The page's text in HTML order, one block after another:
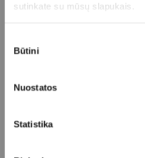
sutinkate su mūsų slapukais.
pasirinkimas
Būtini
Nuostatos
Statistika
Ureazės kvėpavimo
dažną rėmenį ar
virškinimo sutrikimus;
patikrinti gydymo